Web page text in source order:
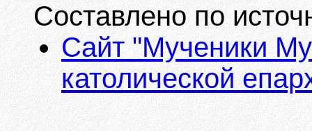
Составлено по
Сайт "Мученики
католической